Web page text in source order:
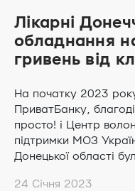
Лікарні
обладнання
гривень від
На початку 2023
ПриватБанку,
просто! і Центр
підтримки МОЗ
Донецької області
24 Січня 2023